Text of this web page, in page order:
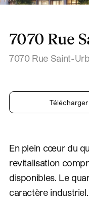
7070 Rue
7070 Rue Saint-
En plein cœur du
revitalisation
disponibles. Le
caractère